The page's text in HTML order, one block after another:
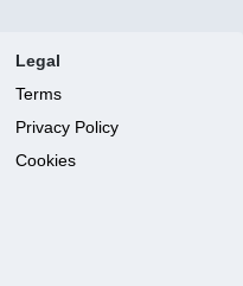
Legal
Terms
Privacy Policy
Cookies